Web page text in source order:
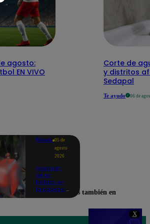
X
agosto:
EN VIVO
Corte de
y distritos
Sedapal
Te ayudo 06 de
Mundo 05 de
agosto
2026
Asesinan
de un
balazo en
la cabeza a
en vivo
Encuéntranos también en